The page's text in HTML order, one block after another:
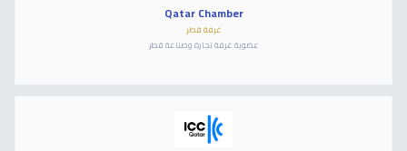
Qatar Chamber
غرفة قطر
عضوية غرفة تجارة وصناعة قطر